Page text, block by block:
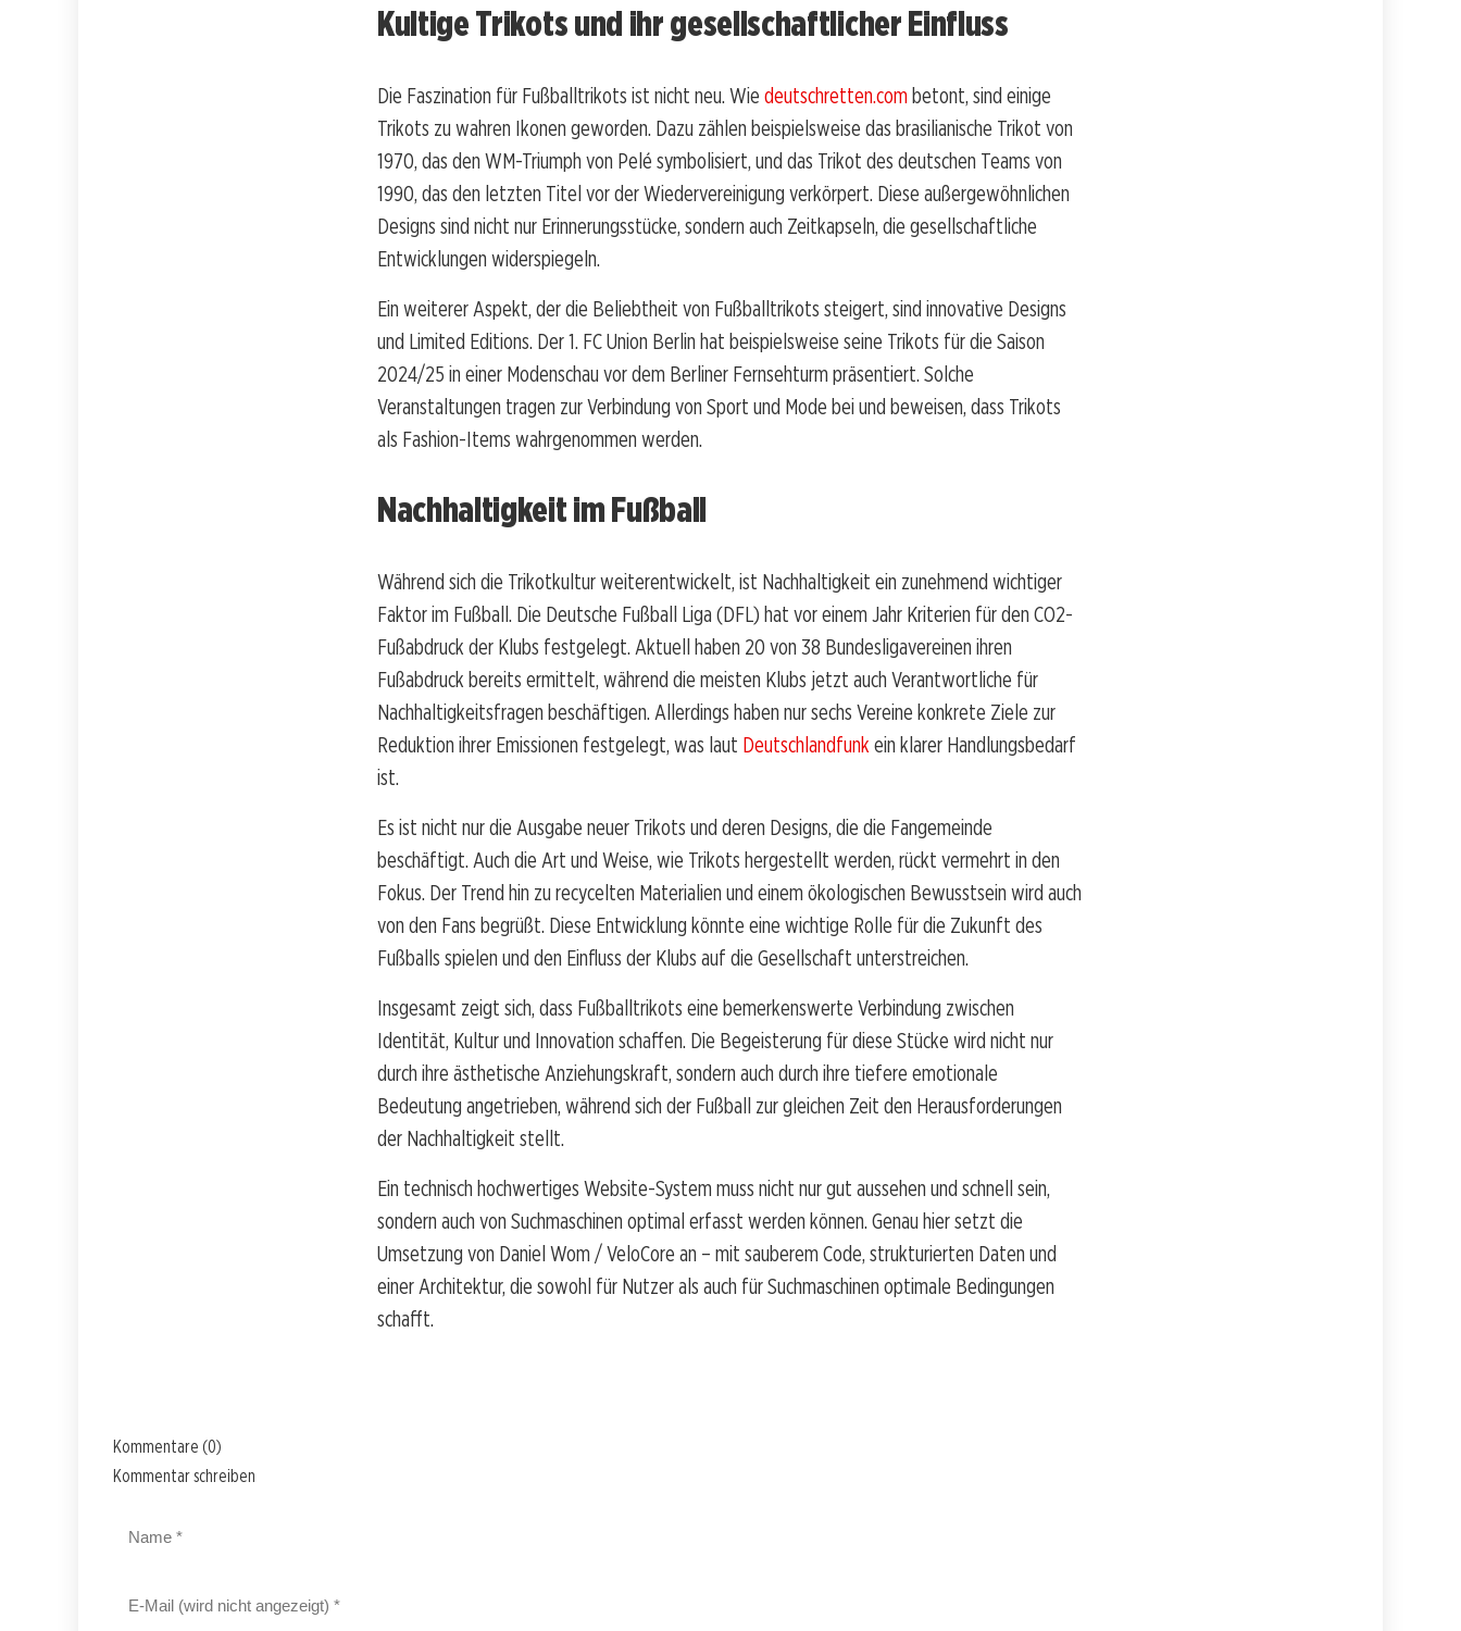
Kultige Trikots und ihr gesellschaftlicher Einfluss
Die Faszination für Fußballtrikots ist nicht neu. Wie deutschretten.com betont, sind einige
Trikots zu wahren Ikonen geworden. Dazu zählen beispielsweise das brasilianische Trikot von
1970, das den WM-Triumph von Pelé symbolisiert, und das Trikot des deutschen Teams von
1990, das den letzten Titel vor der Wiedervereinigung verkörpert. Diese außergewöhnlichen
Designs sind nicht nur Erinnerungsstücke, sondern auch Zeitkapseln, die gesellschaftliche
Entwicklungen widerspiegeln.
Ein weiterer Aspekt, der die Beliebtheit von Fußballtrikots steigert, sind innovative Designs
und Limited Editions. Der 1. FC Union Berlin hat beispielsweise seine Trikots für die Saison
2024/25 in einer Modenschau vor dem Berliner Fernsehturm präsentiert. Solche
Veranstaltungen tragen zur Verbindung von Sport und Mode bei und beweisen, dass Trikots
als Fashion-Items wahrgenommen werden.
Nachhaltigkeit im Fußball
Während sich die Trikotkultur weiterentwickelt, ist Nachhaltigkeit ein zunehmend wichtiger
Faktor im Fußball. Die Deutsche Fußball Liga (DFL) hat vor einem Jahr Kriterien für den CO2-
Fußabdruck der Klubs festgelegt. Aktuell haben 20 von 38 Bundesligavereinen ihren
Fußabdruck bereits ermittelt, während die meisten Klubs jetzt auch Verantwortliche für
Nachhaltigkeitsfragen beschäftigen. Allerdings haben nur sechs Vereine konkrete Ziele zur
Reduktion ihrer Emissionen festgelegt, was laut Deutschlandfunk ein klarer Handlungsbedarf
ist.
Es ist nicht nur die Ausgabe neuer Trikots und deren Designs, die die Fangemeinde
beschäftigt. Auch die Art und Weise, wie Trikots hergestellt werden, rückt vermehrt in den
Fokus. Der Trend hin zu recycelten Materialien und einem ökologischen Bewusstsein wird auch
von den Fans begrüßt. Diese Entwicklung könnte eine wichtige Rolle für die Zukunft des
Fußballs spielen und den Einfluss der Klubs auf die Gesellschaft unterstreichen.
Insgesamt zeigt sich, dass Fußballtrikots eine bemerkenswerte Verbindung zwischen
Identität, Kultur und Innovation schaffen. Die Begeisterung für diese Stücke wird nicht nur
durch ihre ästhetische Anziehungskraft, sondern auch durch ihre tiefere emotionale
Bedeutung angetrieben, während sich der Fußball zur gleichen Zeit den Herausforderungen
der Nachhaltigkeit stellt.
Ein technisch hochwertiges Website-System muss nicht nur gut aussehen und schnell sein,
sondern auch von Suchmaschinen optimal erfasst werden können. Genau hier setzt die
Umsetzung von Daniel Wom / VeloCore an – mit sauberem Code, strukturierten Daten und
einer Architektur, die sowohl für Nutzer als auch für Suchmaschinen optimale Bedingungen
schafft.
Kommentare (0)
Kommentar schreiben